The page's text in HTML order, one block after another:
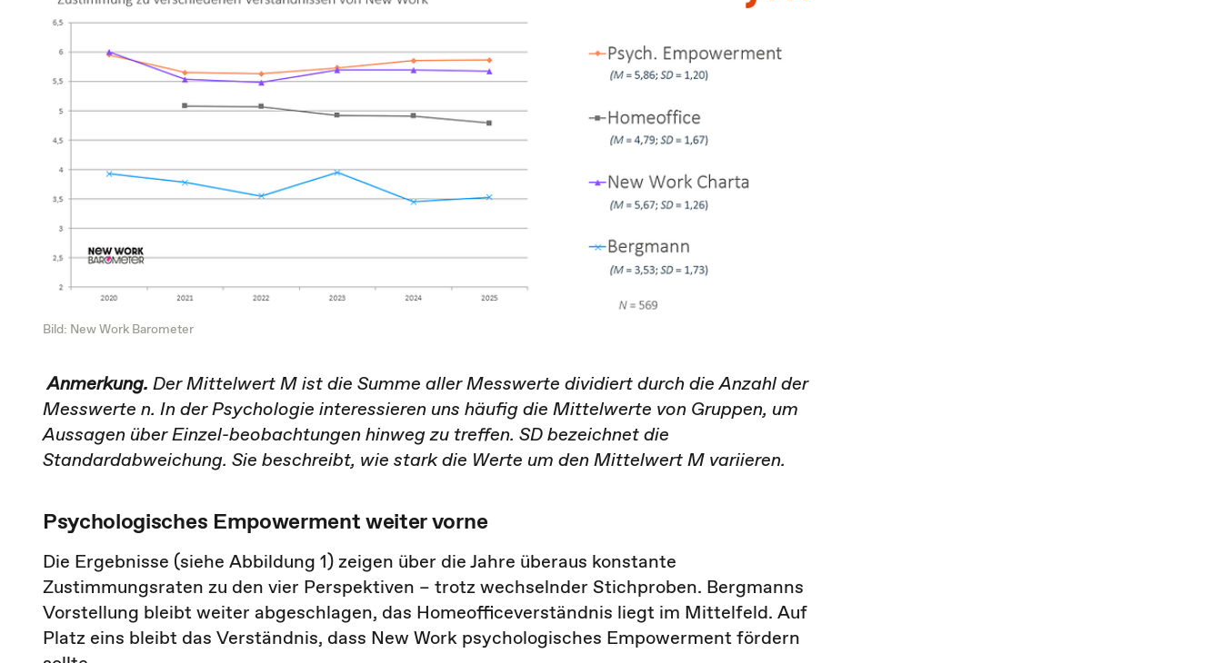
Bild: New Work Barometer
Anmerkung. Der Mittelwert M ist die Summe aller Messwerte dividiert durch die Anzahl der
Messwerte n. In der Psychologie interessieren uns häufig die Mittelwerte von Gruppen, um
Aussagen über Einzel-beobachtungen hinweg zu treffen. SD bezeichnet die
Standardabweichung. Sie beschreibt, wie stark die Werte um den Mittelwert M variieren.
Psychologisches Empowerment weiter vorne
Die Ergebnisse (siehe Abbildung 1) zeigen über die Jahre überaus konstante
Zustimmungsraten zu den vier Perspektiven – trotz wechselnder Stichproben. Bergmanns
Vorstellung bleibt weiter abgeschlagen, das Homeofficeverständnis liegt im Mittelfeld. Auf
Platz eins bleibt das Verständnis, dass New Work psychologisches Empowerment fördern